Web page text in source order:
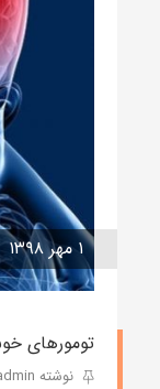
۱ مهر ۱۳۹۸
تومورهای
نوشته admin